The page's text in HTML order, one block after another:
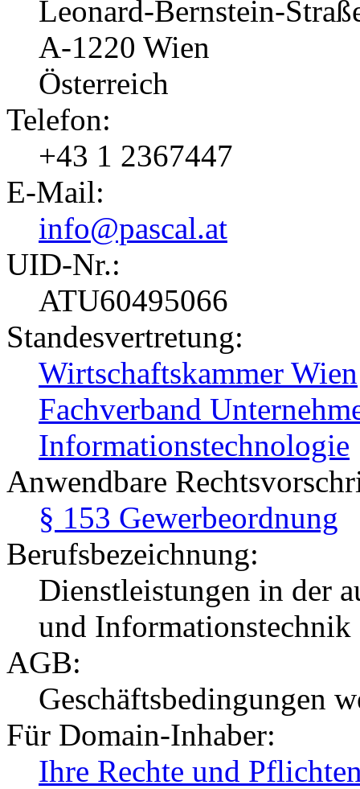
Leonard-Bernstein-
A-1220 Wien
Österreich
Telefon:
+43 1 2367447
E-Mail:
info@pascal.at
UID-Nr.:
ATU60495066
Standesvertretung:
Wirtschaftskammer Wien
Fachverband
Informationstechnologie
Anwendbare
§ 153 Gewerbeordnung
Berufsbezeichnung:
Dienstleistungen in der
und Informationstechnik
AGB:
Geschäftsbedingungen
Für Domain-Inhaber:
Ihre Rechte und